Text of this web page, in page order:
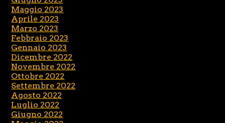
Maggio 2023
Aprile 2023
Marzo 2023
Febbraio 2023
Gennaio 2023
Dicembre 2022
Novembre 2022
Ottobre 2022
Settembre 2022
Agosto 2022
Luglio 2022
Giugno 2022